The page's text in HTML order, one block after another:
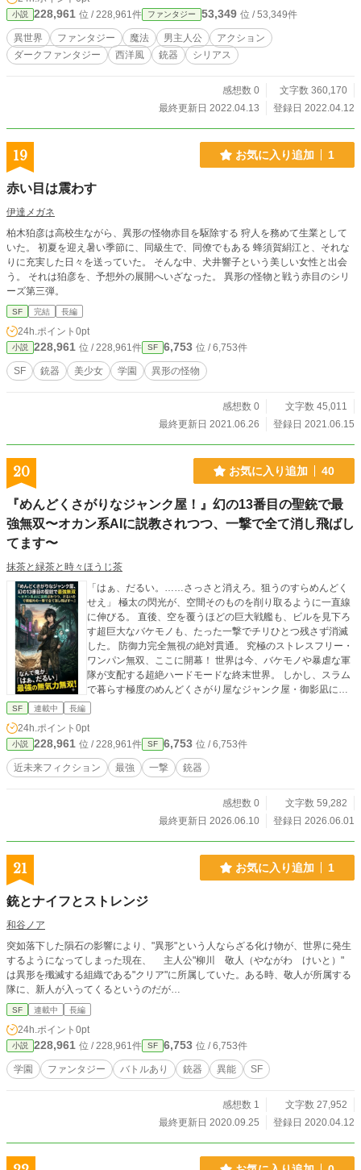
小説 228,961 位 / 228,961件 ファンタジー 53,349 位 / 53,349件
異世界 ファンタジー 魔法 男主人公
アクション
ダークファンタジー
西洋風 銃器 シリアス
感想数 0
文字数 360,170
最終更新日 2022.04.13
登録日 2022.04.12
19 お気に入り追加 1
赤い目は震わす
伊達メガネ
柏木狛彦は高校生ながら、異形の怪物赤目を駆除する 狩人を務めて生業として
いた。 初夏を迎え暑い季節に、同級生で、同僚でもある 蜂須賀絹江と、それな
りに充実した日々を送っていた。 そんな中、犬井響子という美しい女性と出会
う。 それは狛彦を、予想外の展開へいざなった。 異形の怪物と戦う赤目のシリ
ーズ第三弾。
SF 完結 長編
24h.ポイント 0pt
小説 228,961 位 / 228,961件 SF 6,753 位 / 6,753件
SF 銃器 美少女 学園 異形の怪物
感想数 0
文字数 45,011
最終更新日 2021.06.26
登録日 2021.06.15
20 お気に入り追加 40
『めんどくさがりなジャンク屋！』幻の13番目の聖銃で最
強無双〜オカン系AIに説教されつつ、一撃で全て消し飛ばし
てます〜
抹茶と緑茶と時々ほうじ茶
「はぁ、だるい。……さっさと消えろ。狙うのすらめんどく
せえ」 ​極太の閃光が、空間そのものを削り取るように一直線
に伸びる。 直後、空を覆うほどの巨大戦艦も、ビルを見下ろ
す超巨大なバケモノも、たった一撃でチリひとつ残さず消滅
した。 防御力完全無視の絶対貫通。 究極のストレスフリー・
ワンパン無双、ここに開幕！ ​世界は今、バケモノや暴虐な軍
隊が支配する超絶ハードモードな終末世界。 しかし、スラム
で暮らす極度のめんどくさがり屋なジャンク屋・御影凪にと
って、そんなことは知ったことではない。 彼の目標はただ１
のガラクタ拾いで、凪はとんでもないモノを拾ってしまう。
それは、世界を狂わせた「12の聖銃」を凌駕する幻の最高傑
作。13番目の聖銃『八咫烏』だった！ しかも、中には口うる
さいオカン系AIが宿っていて……。 ​『ちょっと！こんな所で
っせえな、オカンかよ。俺は絶対に働きたくないんだよ」 ​圧
倒的な力を持つ凪は、瞬く間に世界中の巨大勢力から目をつ
SF 連載中 長編
24h.ポイント 0pt
小説 228,961 位 / 228,961件 SF 6,753 位 / 6,753件
近未来フィクション 最強 一撃 銃器
感想数 0
文字数 59,282
最終更新日 2026.06.10
登録日 2026.06.01
21 お気に入り追加 1
銃とナイフとストレンジ
和谷ノア
突如落下した隕石の影響により、"異形"という人ならざる化け物が、世界に発生
するようになってしまった現在、 主人公"柳川 敬人（やながわ けいと）"
は異形を殲滅する組織である"クリア"に所属していた。ある時、敬人が所属する
隊に、新人が入ってくるというのだが…
SF 連載中 長編
24h.ポイント 0pt
小説 228,961 位 / 228,961件 SF 6,753 位 / 6,753件
学園 ファンタジー バトルあり 銃器 異能 SF
感想数 1
文字数 27,952
最終更新日 2020.09.25
登録日 2020.04.12